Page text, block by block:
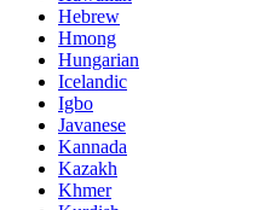
Hebrew
Hmong
Hungarian
Icelandic
Igbo
Javanese
Kannada
Kazakh
Khmer